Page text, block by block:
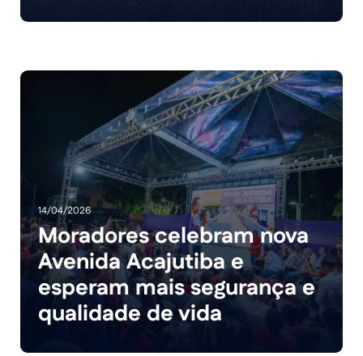
14/04/2026
Moradores celebram nova
Avenida Acajutiba e
esperam mais segurança e
qualidade de vida